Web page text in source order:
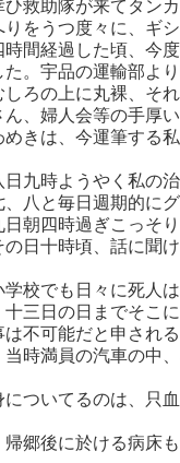
ひ救助隊が来てタン
りをうつ度々に、ギ
時間経過した頃、今
た。宇品の運輸部よ
しろの上に丸裸、そ
ん、婦人会等の手厚
めきは、今運筆する
日九時ようやく私の
、八と毎日週期的に
日朝四時過ぎこっそ
の日十時頃、話に聞
学校でも日々に死人
十三日の日までそこ
は不可能だと申され
当時満員の汽車の中
についてるのは、只
帰郷後に於ける病床